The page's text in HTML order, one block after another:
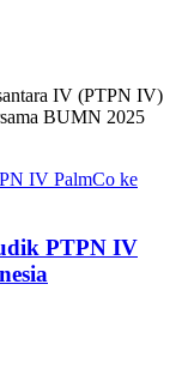
IV (PTPN IV)
BUMN 2025
PTPN IV